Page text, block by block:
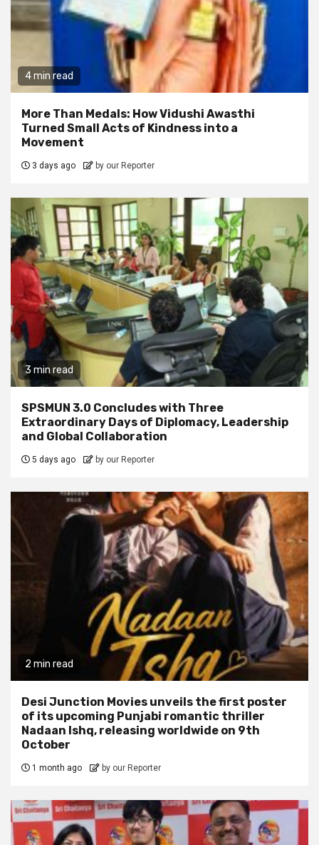
4 min read
More Than Medals: How Vidushi Awasthi
Turned Small Acts of Kindness into a
Movement
3 days ago by our Reporter
3 min read
SPSMUN 3.0 Concludes with Three
Extraordinary Days of Diplomacy, Leadership
and Global Collaboration
5 days ago by our Reporter
2 min read
Desi Junction Movies unveils the first poster
of its upcoming Punjabi romantic thriller
Nadaan Ishq, releasing worldwide on 9th
October
1 month ago by our Reporter